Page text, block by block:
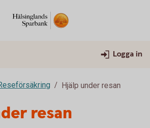
Logga in
Hjälp under resan
resan